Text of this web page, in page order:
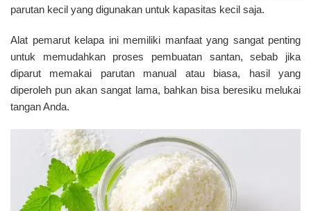
parutan kecil yang digunakan untuk kapasitas kecil saja.
Alat pemarut kelapa ini memiliki manfaat yang sangat penting
untuk memudahkan proses pembuatan santan, sebab jika
diparut memakai parutan manual atau biasa, hasil yang
diperoleh pun akan sangat lama, bahkan bisa beresiku melukai
tangan Anda.